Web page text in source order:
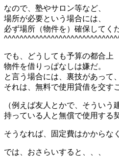
なので、塾やサロン等など、
場所が必要という場合には、
必ず場所（物件を）確保してく
でも、どうしても予算の都合上
物件を借りっぱなしは嫌だ。
と言う場合には、裏技があって、
それは、無料で使用貸借を交す
（例えば友人とかで、そういう
持っている人と無償で使用する
そうなれば、固定費はかからな
では、おさらいすると、、、